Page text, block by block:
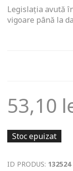
Legislația avută
vigoare până la
53,10
Stoc epuizat
ID PRODUS: 132524